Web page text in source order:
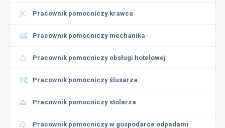
Pracownik pomocniczy krawca
Pracownik pomocniczy mechanika
Pracownik pomocniczy obsługi hotelowej
Pracownik pomocniczy ślusarza
Pracownik pomocniczy stolarza
Pracownik pomocniczy w gospodarce odpadami